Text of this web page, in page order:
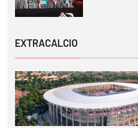
EXTRACALCIO